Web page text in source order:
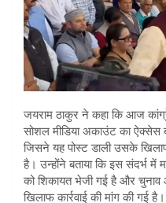
जयराम ठाकुर ने कहा कि आज
सोशल मीडिया अकाउंट का ऐक्सेस
जिसने यह पोस्ट डाली उसके
है। उन्होंने बताया कि इस संदर्भ में
को शिकायत भेजी गई है और
खिलाफ कार्रवाई की मांग की गई